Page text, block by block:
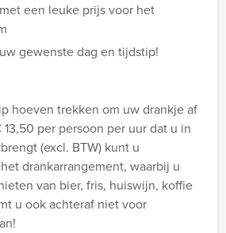
een leuke prijs voor het
gewenste dag en tijdstip!
hoeven trekken om uw drankje af
per persoon per uur dat u in
(excl. BTW) kunt u
drankarrangement, waarbij u
van bier, fris, huiswijn, koffie
u ook achteraf niet voor